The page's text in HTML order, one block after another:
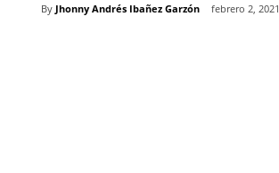
By Jhonny Andrés Ibañez Garzón febrero 2, 2021